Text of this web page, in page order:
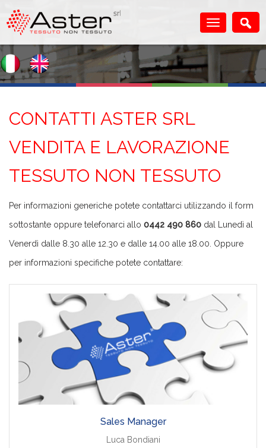
CONTATTI ASTER SRL
VENDITA E LAVORAZIONE
TESSUTO NON TESSUTO
Per informazioni generiche potete contattarci utilizzando il form
sottostante oppure telefonarci allo 0442 490 860 dal Lunedì al
Venerdì dalle 8.30 alle 12.30 e dalle 14.00 alle 18.00. Oppure
per informazioni specifiche potete contattare:
Sales Manager
Luca Bondiani